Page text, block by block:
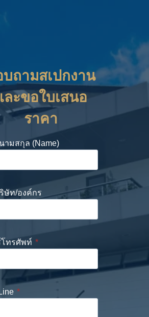
บถามสเปกงาน
ละขอใบเสนอ
ราคา
ามสกุล (Name)
ษัท/องค์กร
โทรศัพท์ *
*